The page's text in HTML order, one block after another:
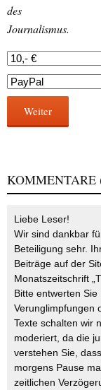
des
Journalismus.
Weiter
KOMMENTARE
Liebe Leser!
Wir sind dankbar
Beteiligung sehr.
Beiträge auf der
Monatszeitschrift
Bitte entwerten Sie
Verunglimpfungen
Texte schalten wir
moderiert, da die
verstehen Sie,
morgens Pause
zeitlichen